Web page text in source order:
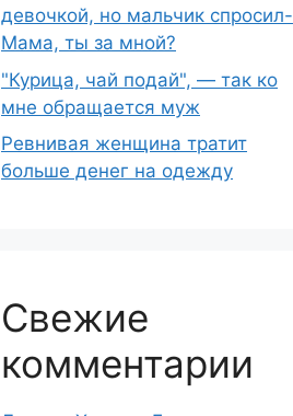
девочкой, но мальчик спросил-
Мама, ты за мной?
"Курица, чай подай", — так ко
мне обращается муж
Ревнивая женщина тратит
больше денег на одежду
Свежие
комментарии